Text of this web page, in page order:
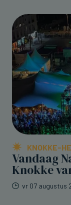
KNOKKE-
Vandaag
Knokke
vr 07 augustus